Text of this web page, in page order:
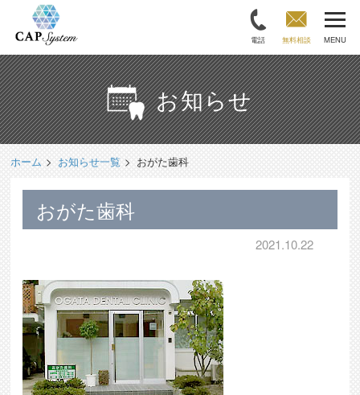
電話 無料相談 MENU
お知らせ
ホーム お知らせ一覧 おがた歯科
おがた歯科
2021.10.22